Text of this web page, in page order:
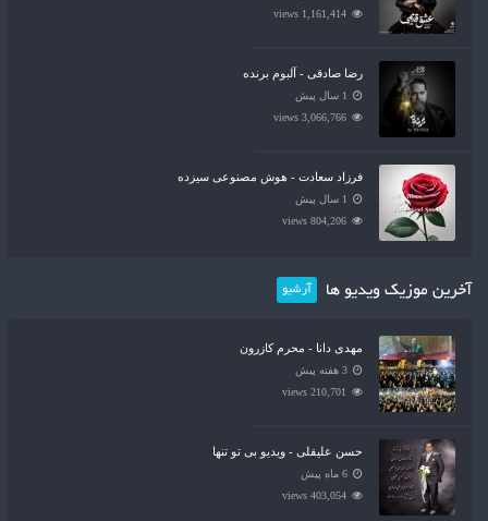
1,161,414 views
رضا صادقی - آلبوم برنده
1 سال پیش
3,066,766 views
فرزاد سعادت - هوش مصنوعی سیزده
1 سال پیش
804,206 views
آخرین موزیک ویدیو ها آرشیو
مهدی دانا - محرم کازرون
3 هفته پیش
210,701 views
حسن علیقلی - ویدیو بی تو تنها
6 ماه پیش
403,054 views